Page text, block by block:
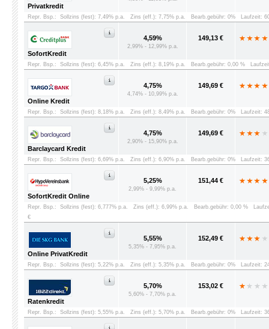
Privatkredit
Repr. Bsp.: Sollzins (fest): 7,49% p.a. Zins (eff.): 7,75% p.a. Bearb.gebühr: 0% Laufzeit:
SofortKredit
4,59%
2,99% - 12,99% p.a.
149,13 €
Repr. Bsp.: Sollzins (fest): 6,45% p.a. Zins (eff.): 8,19% p.a. Bearb.gebühr: 0,00 %
Online Kredit
4,75%
4,74% - 10,99% p.a.
149,69 €
Repr. Bsp.: Sollzins (fest): 8,18% p.a. Zins (eff.): 8,49% p.a. Bearb.gebühr: 0% Laufzeit:
Barclaycard Kredit
4,75%
2,90% - 15,90% p.a.
149,69 €
Repr. Bsp.: Sollzins (fest): 6,69% p.a. Zins (eff.): 6,90% p.a. Bearb.gebühr: 0% Laufzeit:
SofortKredit Online
5,25%
2,99% - 9,99% p.a.
151,44 €
Repr. Bsp.: Sollzins (fest): 6,777% p.a. Zins (eff.): 6,99% p.a. Bearb.gebühr: 0,00 %
€
Online PrivatKredit
5,55%
5,35% - 7,95% p.a.
152,49 €
Repr. Bsp.: Sollzins (fest): 5,22% p.a. Zins (eff.): 5,35% p.a. Bearb.gebühr: 0% Laufzeit:
Ratenkredit
5,70%
5,60% - 7,70% p.a.
153,02 €
Repr. Bsp.: Sollzins (fest): 5,55% p.a. Zins (eff.): 5,70% p.a. Bearb.gebühr: 0% Laufzeit: